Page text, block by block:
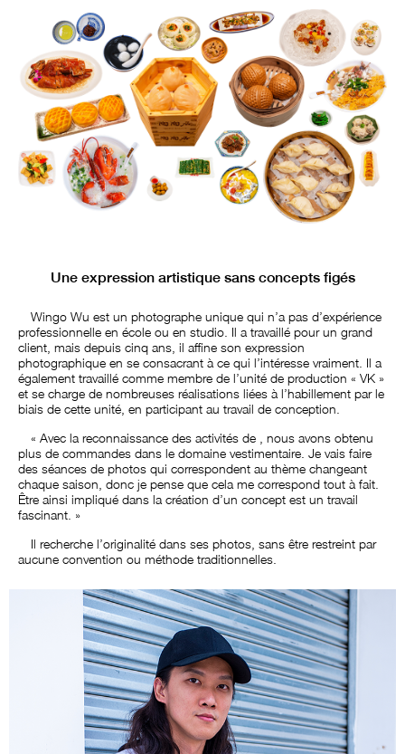
Une expression artistique sans concepts figés
Wingo Wu est un photographe unique qui n’a pas d’expérience
professionnelle en école ou en studio. Il a travaillé pour un grand
client, mais depuis cinq ans, il affine son expression
photographique en se consacrant à ce qui l’intéresse vraiment. Il a
également travaillé comme membre de l’unité de production « VK »
et se charge de nombreuses réalisations liées à l’habillement par le
biais de cette unité, en participant au travail de conception.
« Avec la reconnaissance des activités de
, nous avons obtenu
plus de commandes dans le domaine vestimentaire. Je vais faire
des séances de photos qui correspondent au thème changeant
chaque saison, donc je pense que cela me correspond tout à fait.
Être ainsi impliqué dans la création d’un concept est un travail
fascinant. »
Il recherche l’originalité dans ses photos, sans être restreint par
aucune convention ou méthode traditionnelles.